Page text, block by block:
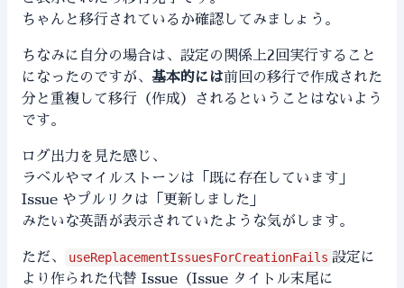
ちゃんと移行されているか確認してみましょう。
ちなみに自分の場合は、設定の関係上2回実行すること
になったのですが、 基本的には前回の移行で作成された
分と重複して移行（作成）されるということはないよう
です。
ログ出力を見た感じ、
ラベルやマイルストーンは「既に存在しています」
Issue やプルリクは「更新しました」
みたいな英語が表示されていたような気がします。
ただ、 useReplacementIssuesForCreationFails 設定に
より作られた代替 Issue（Issue タイトル末尾に